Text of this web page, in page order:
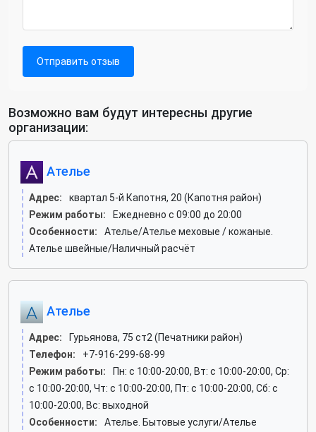
Отправить отзыв
Возможно вам будут интересны другие
организации:
Ателье
Адрес:
квартал 5-й Капотня, 20 (Капотня район)
Режим работы:
Ежедневно с 09:00 до 20:00
Особенности:
Ателье/Ателье меховые / кожаные.
Ателье швейные/Наличный расчёт
Ателье
Адрес:
Гурьянова, 75 ст2 (Печатники район)
Телефон:
+7-916-299-68-99
Режим работы:
Пн: c 10:00-20:00, Вт: c 10:00-20:00, Ср:
c 10:00-20:00, Чт: c 10:00-20:00, Пт: c 10:00-20:00, Сб: c
10:00-20:00, Вс: выходной
Особенности:
Ателье. Бытовые услуги/Ателье